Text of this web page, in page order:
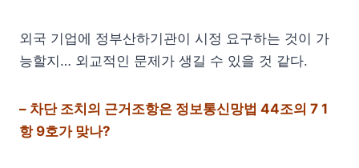
외국 기업에 정부산하기관이 시정 요구하는 것이 가
능할지… 외교적인 문제가 생길 수 있을 것 같다.
– 차단 조치의 근거조항은 정보통신망법 44조의 7 1
항 9호가 맞나?